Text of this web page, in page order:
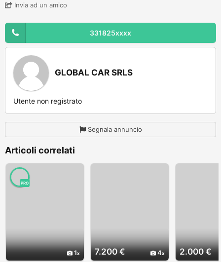
Invia ad un amico
331825xxxx
GLOBAL CAR SRLS
Utente non registrato
Segnala annuncio
Articoli correlati
1
PRO
7.200 € 4 2.000 €